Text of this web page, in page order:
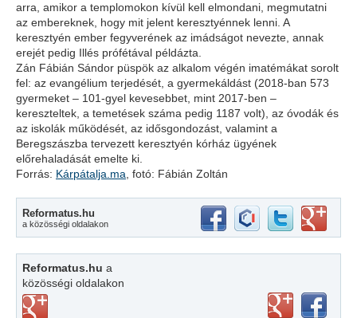
arra, amikor a templomokon kívül kell elmondani, megmutatni
az embereknek, hogy mit jelent keresztyénnek lenni. A
keresztyén ember fegyverének az imádságot nevezte, annak
erejét pedig Illés prófétával példázta.
Zán Fábián Sándor püspök az alkalom végén imatémákat sorolt
fel: az evangélium terjedését, a gyermekáldást (2018-ban 573
gyermeket – 101-gyel kevesebbet, mint 2017-ben –
kereszteltek, a temetések száma pedig 1187 volt), az óvodák és
az iskolák működését, az idősgondozást, valamint a
Beregszászba tervezett keresztyén kórház ügyének
előrehaladását emelte ki.
Forrás: Kárpátalja.ma , fotó: Fábián Zoltán
Reformatus.hu
a közösségi oldalakon
Reformatus.hu a
közösségi oldalakon